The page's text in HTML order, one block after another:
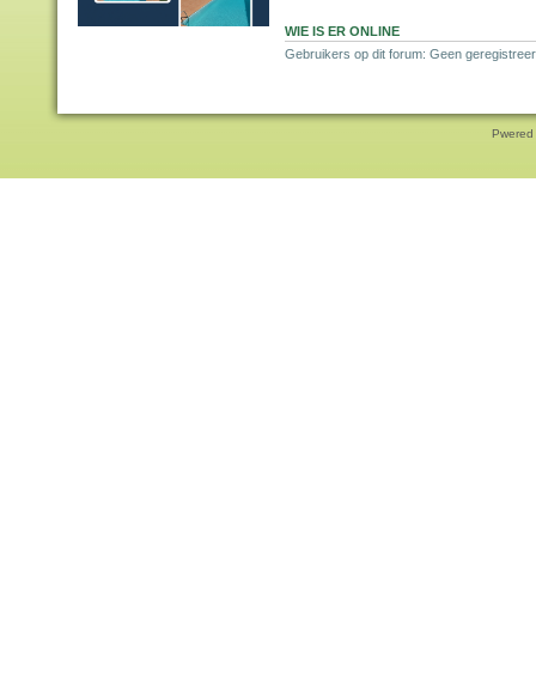
WIE IS ER ONLINE
Gebruikers op dit forum: Geen